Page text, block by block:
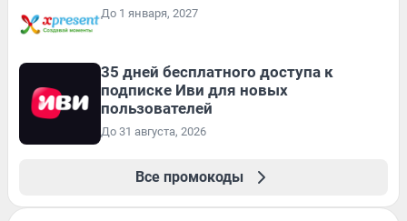
До 1 января, 2027
35 дней бесплатного доступа к
подписке Иви для новых
пользователей
До 31 августа, 2026
Все промокоды